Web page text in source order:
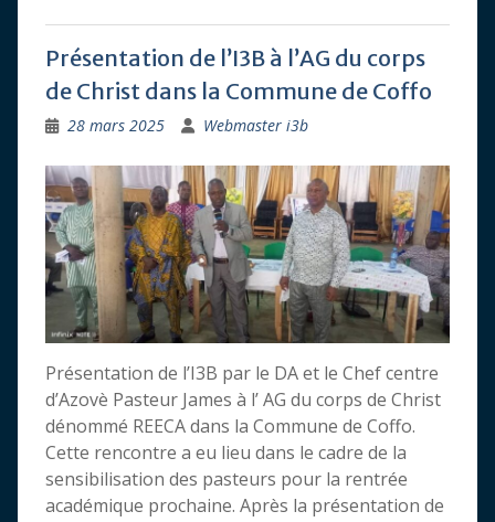
Présentation de l’I3B à l’AG du corps
de Christ dans la Commune de Coffo
28 mars 2025 Webmaster i3b
Présentation de l’I3B par le DA et le Chef centre
d’Azovè Pasteur James à l’ AG du corps de Christ
dénommé REECA dans la Commune de Coffo.
Cette rencontre a eu lieu dans le cadre de la
sensibilisation des pasteurs pour la rentrée
académique prochaine. Après la présentation de